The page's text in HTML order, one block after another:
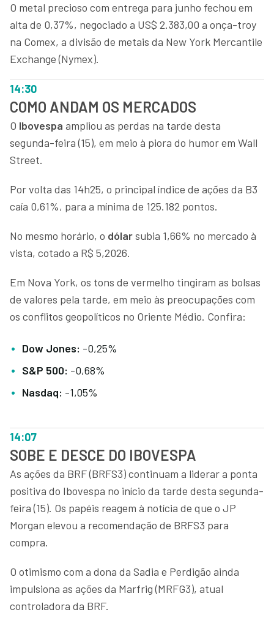
O metal precioso com entrega para junho fechou em
alta de 0,37%, negociado a US$ 2.383,00 a onça-troy
na Comex, a divisão de metais da New York Mercantile
Exchange (Nymex).
14:30
COMO ANDAM OS MERCADOS
O Ibovespa ampliou as perdas na tarde desta
segunda-feira (15), em meio à piora do humor em Wall
Street.
Por volta das 14h25, o principal índice de ações da B3
caía 0,61%, para a mínima de 125.182 pontos.
No mesmo horário, o dólarsubia 1,66% no mercado à
vista, cotado a R$ 5,2026.
Em Nova York, os tons de vermelho tingiram as bolsas
de valores pela tarde, em meio às preocupações com
os conflitos geopolíticos no Oriente Médio. Confira:
Dow Jones: -0,25%
S&P 500: -0,68%
Nasdaq: -1,05%
14:07
SOBE E DESCE DO IBOVESPA
As ações da BRF (BRFS3) continuam a liderar a ponta
positiva do Ibovespa no início da tarde desta segunda-
feira (15). Os papéis reagem à notícia de que o JP
Morgan elevou a recomendação de BRFS3 para
compra.
O otimismo com a dona da Sadia e Perdigão ainda
impulsiona as ações da Marfrig (MRFG3), atual
controladora da BRF.